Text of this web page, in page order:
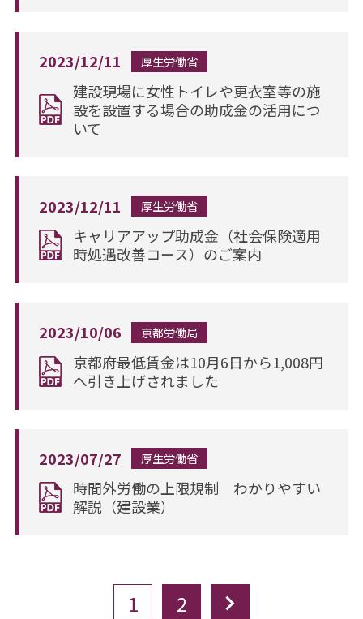
2023/12/11 厚生労働省
建設現場に女性トイレや更衣室等の施
設を設置する場合の助成金の活用につ
いて
2023/12/11 厚生労働省
キャリアアップ助成金（社会保険適用
時処遇改善コース）のご案内
2023/10/06 京都労働局
京都府最低賃金は10月6日から1,008円
へ引き上げされました
2023/07/27 厚生労働省
時間外労働の上限規制 わかりやすい
解説（建設業）
1 2